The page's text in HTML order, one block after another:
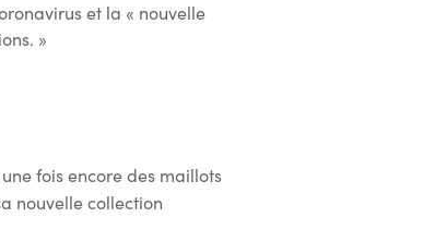
et la « nouvelle
»
fois encore des maillots
nouvelle collection